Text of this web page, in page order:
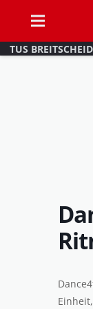
TUS BREITSCHEID